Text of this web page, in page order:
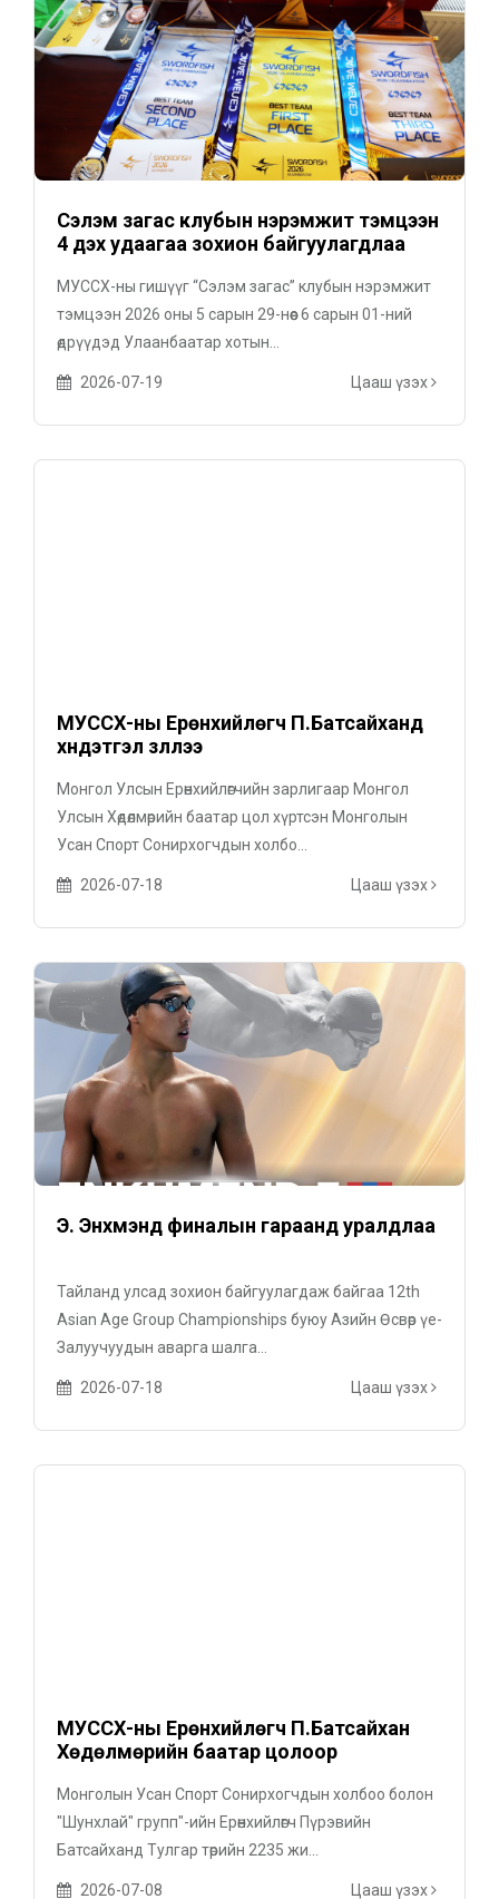
Сэлэм загас клубын нэрэмжит тэмцээн
4 дэх удаагаа зохион байгуулагдлаа
МУССХ-ны гишүүг “Сэлэм загас” клубын нэрэмжит
тэмцээн 2026 оны 5 сарын 29-нөөс 6 сарын 01-ний
өдрүүдэд Улаанбаатар хотын...
2026-07-19 Цааш үзэх
МУССХ-ны Ерөнхийлөгч П.Батсайханд
хүндэтгэл үзүүллээ
Монгол Улсын Ерөнхийлөгчийн зарлигаар Монгол
Улсын Хөдөлмөрийн баатар цол хүртсэн Монголын
Усан Спорт Сонирхогчдын холбо...
2026-07-18 Цааш үзэх
Э. Энхмэнд финалын гараанд уралдлаа
Тайланд улсад зохион байгуулагдаж байгаа 12th
Asian Age Group Championships буюу Азийн Өсвөр үе-
Залуучуудын аварга шалга...
2026-07-18 Цааш үзэх
МУССХ-ны Ерөнхийлөгч П.Батсайхан
Хөдөлмөрийн баатар цолоор
Монголын Усан Спорт Сонирхогчдын холбоо болон
"Шунхлай" групп"-ийн Ерөнхийлөгч Пүрэвийн
Батсайханд Тулгар төрийн 2235 жи...
2026-07-08 Цааш үзэх